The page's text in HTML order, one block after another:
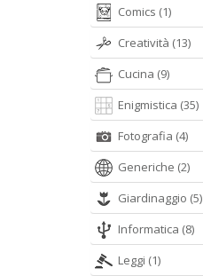
Comics (1)
Creatività (13)
Cucina (9)
Enigmistica (35)
Fotografia (4)
Generiche (2)
Giardinaggio (5)
Informatica (8)
Leggi (1)